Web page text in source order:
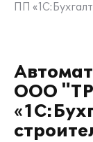
ПП
ООО